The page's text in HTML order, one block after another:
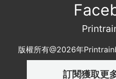
版權所有@2026年
訂閱獲取更